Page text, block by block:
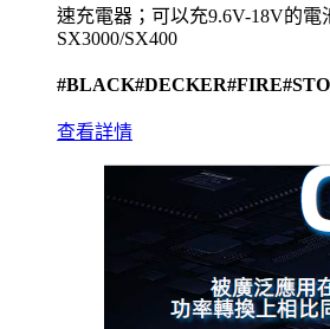
速充電器；可以充9.6V-18V的電
SX3000/SX400
#BLACK#DECKER#FIRE
查看詳情